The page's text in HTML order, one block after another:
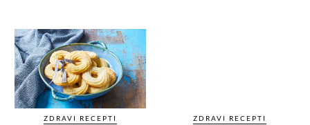
ZDRAVI RECEPTI ZDRAVI RECEPTI